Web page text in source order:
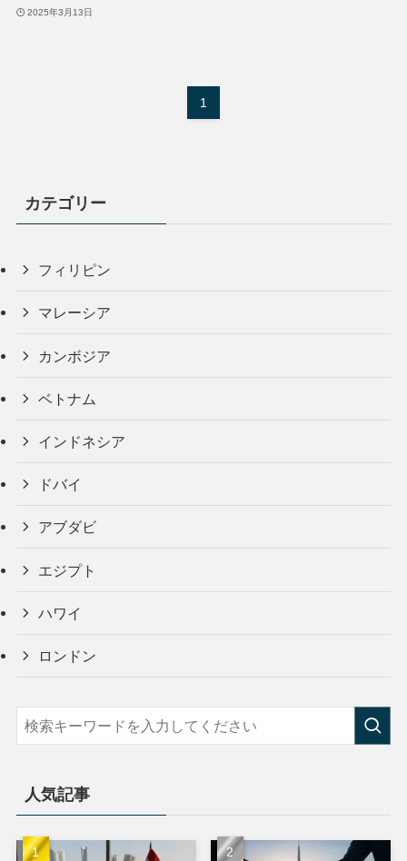
2025年3月13日
1
カテゴリー
フィリピン
マレーシア
カンボジア
ベトナム
インドネシア
ドバイ
アブダビ
エジプト
ハワイ
ロンドン
人気記事